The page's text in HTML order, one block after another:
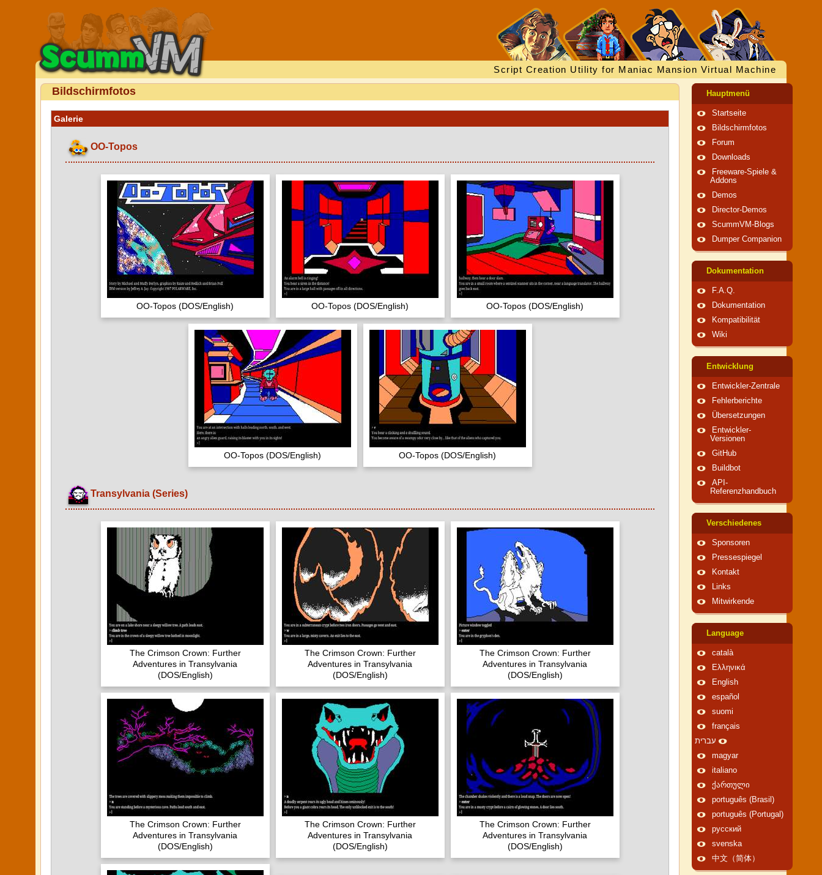
Script Creation Utility for Maniac Mansion Virtual Machine
Bildschirmfotos
Galerie
OO-Topos
OO-Topos (DOS/English) OO-Topos (DOS/English) OO-Topos (DOS/English)
OO-Topos (DOS/English) OO-Topos (DOS/English)
Transylvania (Series)
The Crimson Crown: Further
Adventures in Transylvania
(DOS/English)
The Crimson Crown: Further
Adventures in Transylvania
(DOS/English)
The Crimson Crown: Further
Adventures in Transylvania
(DOS/English)
The Crimson Crown: Further
Adventures in Transylvania
(DOS/English)
The Crimson Crown: Further
Adventures in Transylvania
(DOS/English)
The Crimson Crown: Further
Adventures in Transylvania
(DOS/English)
Hauptmenü
Startseite
Bildschirmfotos
Forum
Downloads
Freeware-Spiele &
Addons
Demos
Director-Demos
ScummVM-Blogs
Dumper Companion
Dokumentation
F.A.Q.
Dokumentation
Kompatibilität
Wiki
Entwicklung
Entwickler-Zentrale
Fehlerberichte
Übersetzungen
Entwickler-
Versionen
GitHub
Buildbot
API-
Referenzhandbuch
Verschiedenes
Sponsoren
Pressespiegel
Kontakt
Links
Mitwirkende
Language
català
Ελληνικά
English
español
suomi
français
עברית
magyar
italiano
ქართული
português (Brasil)
português (Portugal)
русский
svenska
中文（简体）